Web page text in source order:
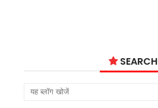
SEARCH